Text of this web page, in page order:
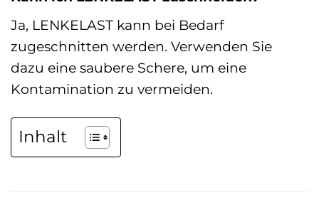
Ja, LENKELAST kann bei Bedarf
zugeschnitten werden. Verwenden Sie
dazu eine saubere Schere, um eine
Kontamination zu vermeiden.
Inhalt